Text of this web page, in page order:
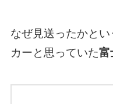
なぜ見送ったかと
カーと思っていた富